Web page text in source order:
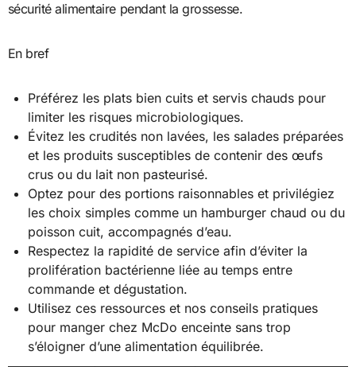
sécurité alimentaire pendant la grossesse.
En bref
Préférez les plats bien cuits et servis chauds pour
limiter les risques microbiologiques.
Évitez les crudités non lavées, les salades préparées
et les produits susceptibles de contenir des œufs
crus ou du lait non pasteurisé.
Optez pour des portions raisonnables et privilégiez
les choix simples comme un hamburger chaud ou du
poisson cuit, accompagnés d’eau.
Respectez la rapidité de service afin d’éviter la
prolifération bactérienne liée au temps entre
commande et dégustation.
Utilisez ces ressources et nos conseils pratiques
pour manger chez McDo enceinte sans trop
s’éloigner d’une alimentation équilibrée.